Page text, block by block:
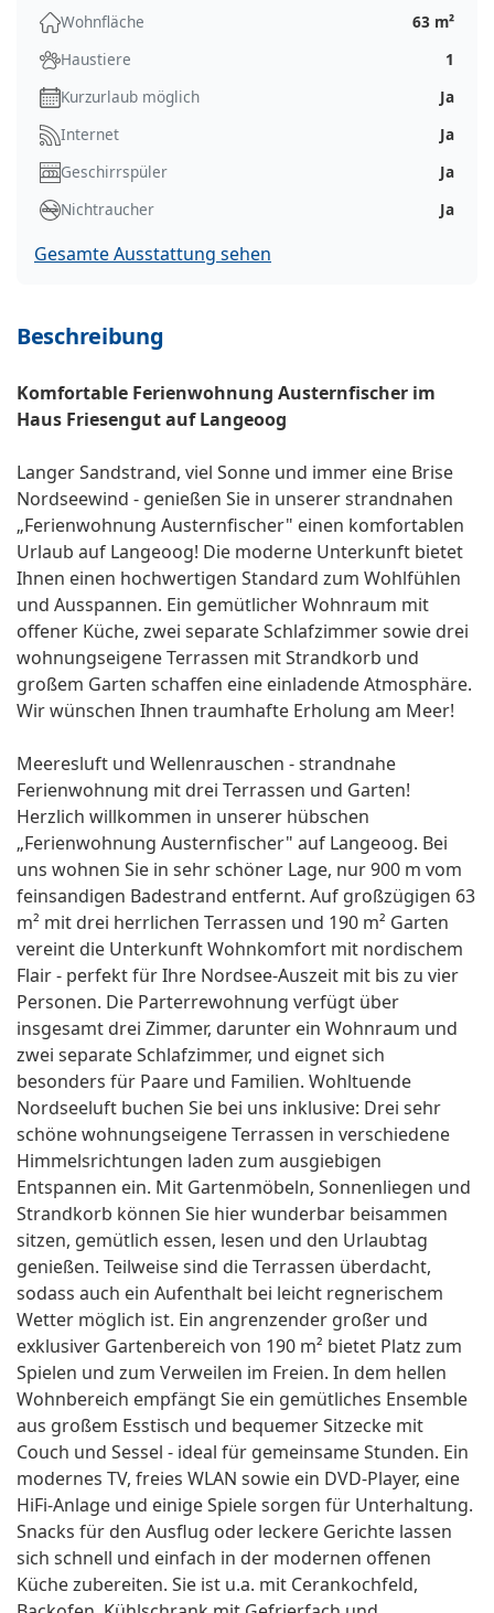
Wohnfläche
63 m²
Haustiere
1
Kurzurlaub möglich
Ja
Internet
Ja
Geschirrspüler
Ja
Nichtraucher
Ja
Gesamte Ausstattung sehen
Beschreibung
Komfortable Ferienwohnung Austernfischer im
Haus Friesengut auf Langeoog
Langer Sandstrand, viel Sonne und immer eine Brise
Nordseewind - genießen Sie in unserer strandnahen
„Ferienwohnung Austernfischer" einen komfortablen
Urlaub auf Langeoog! Die moderne Unterkunft bietet
Ihnen einen hochwertigen Standard zum Wohlfühlen
und Ausspannen. Ein gemütlicher Wohnraum mit
offener Küche, zwei separate Schlafzimmer sowie drei
wohnungseigene Terrassen mit Strandkorb und
großem Garten schaffen eine einladende Atmosphäre.
Wir wünschen Ihnen traumhafte Erholung am Meer!
Meeresluft und Wellenrauschen - strandnahe
Ferienwohnung mit drei Terrassen und Garten!
Herzlich willkommen in unserer hübschen
„Ferienwohnung Austernfischer" auf Langeoog. Bei
uns wohnen Sie in sehr schöner Lage, nur 900 m vom
feinsandigen Badestrand entfernt. Auf großzügigen 63
m² mit drei herrlichen Terrassen und 190 m² Garten
vereint die Unterkunft Wohnkomfort mit nordischem
Flair - perfekt für Ihre Nordsee-Auszeit mit bis zu vier
Personen. Die Parterrewohnung verfügt über
insgesamt drei Zimmer, darunter ein Wohnraum und
zwei separate Schlafzimmer, und eignet sich
besonders für Paare und Familien. Wohltuende
Nordseeluft buchen Sie bei uns inklusive: Drei sehr
schöne wohnungseigene Terrassen in verschiedene
Himmelsrichtungen laden zum ausgiebigen
Entspannen ein. Mit Gartenmöbeln, Sonnenliegen und
Strandkorb können Sie hier wunderbar beisammen
sitzen, gemütlich essen, lesen und den Urlaubtag
genießen. Teilweise sind die Terrassen überdacht,
sodass auch ein Aufenthalt bei leicht regnerischem
Wetter möglich ist. Ein angrenzender großer und
exklusiver Gartenbereich von 190 m² bietet Platz zum
Spielen und zum Verweilen im Freien. In dem hellen
Wohnbereich empfängt Sie ein gemütliches Ensemble
aus großem Esstisch und bequemer Sitzecke mit
Couch und Sessel - ideal für gemeinsame Stunden. Ein
modernes TV, freies WLAN sowie ein DVD-Player, eine
HiFi-Anlage und einige Spiele sorgen für Unterhaltung.
Snacks für den Ausflug oder leckere Gerichte lassen
sich schnell und einfach in der modernen offenen
Küche zubereiten. Sie ist u.a. mit Cerankochfeld,